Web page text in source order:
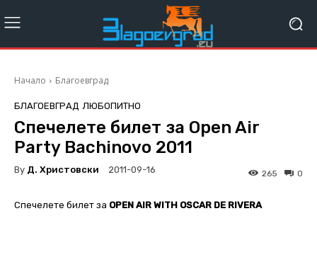
Начало Благоевград
БЛАГОЕВГРАД ЛЮБОПИТНО
Спечелете билет за Open Air
Party Bachinovo 2011
By Д. Христовски 2011-09-16 0
265
Спечелете билет за OPEN AIR WITH OSCAR DE RIVERA